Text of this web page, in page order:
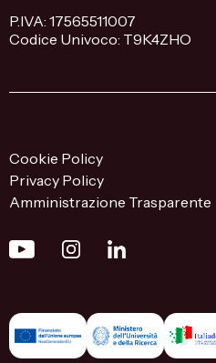
P.IVA: 17565511007
Codice Univoco: T9K4ZHO
Cookie Policy
Privacy Policy
Amministrazione Trasparente